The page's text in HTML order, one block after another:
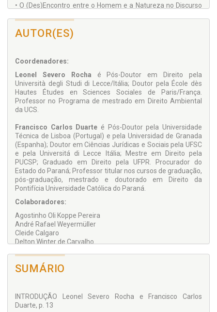
• O (Des)Encontro entre o Homem e a Natureza no Discurso
Ecocidadania para a Construção de uma Perspectiva
• Perícias Técnicas, Decisões Jurídicas e Gestão em Sistemas
Setoriais no Contexto dos Novos Direitos;
• As (Im)Possibilidades de Concessão de Patentes de
Sementes Transgênicas: Risco e Decisão Jurídica nas Três
Matrizes Jurídicas;
• A Coerência do Sistema Jurídico em Luhmann com vistas
ao Fortalecimento do Direito do Meio Ambiente: uma
Proposta ao Fechamento Operacional e à Abertura Cognitiva
da Decisão Judicial.
AUTOR(ES)
Coordenadores:
Leonel Severo Rocha é Pós-Doutor em Direito pela
Università degli Studi di Lecce/Itália; Doutor pela École dès
Hautes Études en Sciences Sociales de Paris/França.
Professor no Programa de mestrado em Direito Ambiental
da UCS.
Francisco Carlos Duarte é Pós-Doutor pela Universidade
Técnica de Lisboa (Portugal) e pela Universidad de Granada
(Espanha); Doutor em Ciências Jurídicas e Sociais pela UFSC
e pela Universitá di Lecce Itália; Mestre em Direito pela
PUCSP; Graduado em Direito pela UFPR. Procurador do
Estado do Paraná; Professor titular nos cursos de graduação,
pós-graduação, mestrado e doutorado em Direito da
Pontifícia Universidade Católica do Paraná.
Colaboradores:
Agostinho Oli Koppe Pereira
André Rafael Weyermüller
Cleide Calgaro
Delton Winter de Carvalho
Liz Beatriz Sass
Patricia Noll
Rafael Lazzarotto Simioni
SUMÁRIO
INTRODUÇÃO Leonel Severo Rocha e Francisco Carlos
Duarte, p. 13